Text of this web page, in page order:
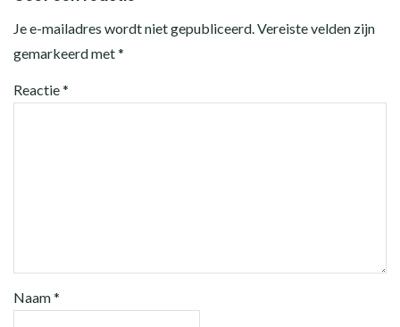
Je e-mailadres wordt niet gepubliceerd.Vereiste velden zijn
gemarkeerd met*
Reactie*
Naam*